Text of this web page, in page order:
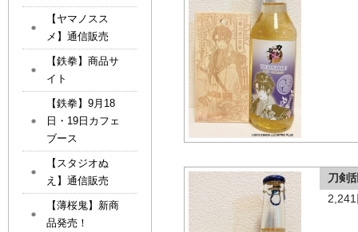
刀剣
【ヤマノスス
メ】通信販売
【鉄拳】商品サ
イト
【鉄拳】9月18
日・19日カフェ
ブース
【スタジオぬ
え】通信販売
【薄桜鬼】新商
品発売！